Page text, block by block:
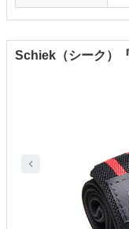
Schiek（シーク）